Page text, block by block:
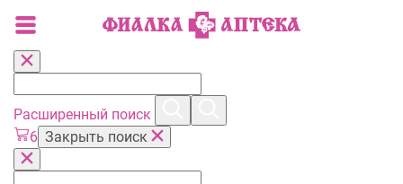
Расширенный поиск
6 Закрыть поиск